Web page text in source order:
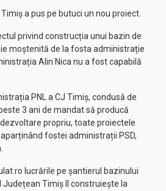
a pus pe butuci un nou proiect.
privind construcția unui bazin de
moștenită de la fosta administrație
Alin Nica nu a fost capabilă
PNL a CJ Timiș, condusă de
3 ani de mandat să producă
propriu, toate proiectele
fostei administrații PSD,
lucrările pe șantierul bazinului
Județean Timiș îl construiește la